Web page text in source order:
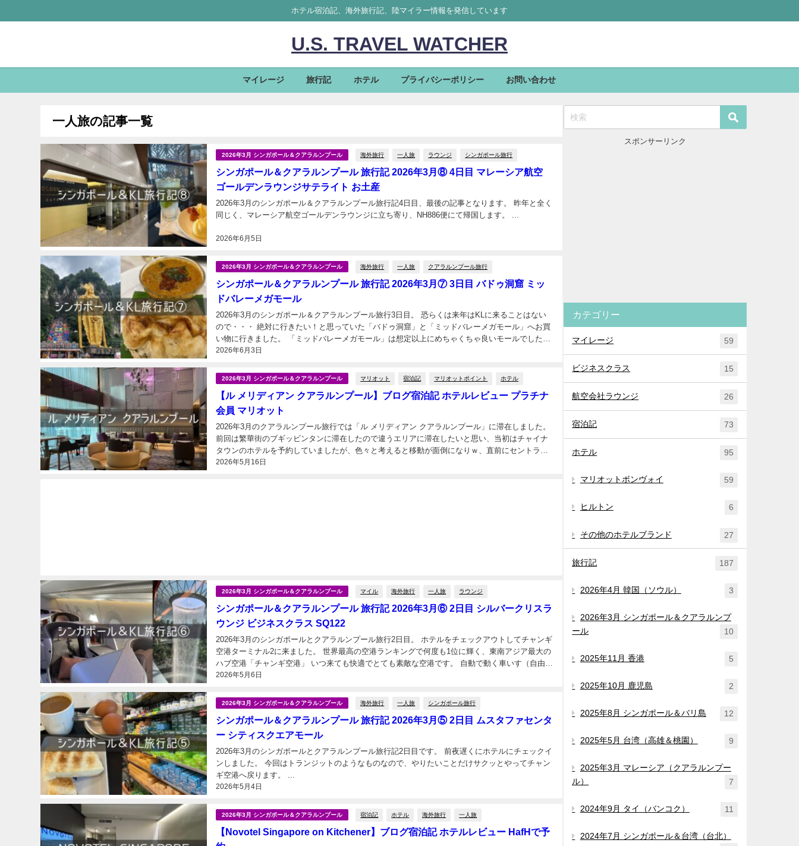
ホテル宿泊記、海外旅行記、陸マイラー情報を発信しています
U.S. TRAVEL WATCHER
マイレージ 旅行記 ホテル プライバシーポリシー お問い合わせ
一人旅の記事一覧
2026年3月 シンガポール＆クアラルンプール 海外旅行 一人旅 ラウンジ シンガポール旅行
シンガポール＆クアラルンプール 旅行記 2026年3月⑧ 4日目 マレーシア航空
ゴールデンラウンジサテライト お土産
2026年6月5日
2026年3月のシンガポール＆クアラルンプール旅行記4日目、最後の記事となります。 昨年と全く
2026年3月 シンガポール＆クアラルンプール 海外旅行 一人旅 クアラルンプール旅行
シンガポール＆クアラルンプール 旅行記 2026年3月⑦ 3日目 バドゥ洞窟 ミッ
ドバレーメガモール
2026年6月3日
2026年3月のシンガポール＆クアラルンプール旅行3日目。 恐らくは来年はKLに来ることはない
ので・・・ 絶対に行きたい！と思っていた「バドゥ洞窟」と「ミッドバレーメガモール」へお買
い物に行きました。 「ミッドバレーメガモール」は想定以上にめちゃくちゃ良いモールでしたの
2026年3月 シンガポール＆クアラルンプール マリオット 宿泊記 マリオットポイント ホテル
【ル メリディアン クアラルンプール】ブログ宿泊記 ホテルレビュー プラチナ
会員 マリオット
2026年5月16日
2026年3月のクアラルンプール旅行では「ル メリディアン クアラルンプール」に滞在しました。
前回は繁華街のブギッビンタンに滞在したので違うエリアに滞在したいと思い、当初はチャイナ
タウンのホテルを予約していましたが、色々と考えると移動が面倒になりｗ、直前にセントラル
にある「ル メリディアン クアラルンプール」を予約...
2026年3月 シンガポール＆クアラルンプール マイル 海外旅行 一人旅 ラウンジ
シンガポール＆クアラルンプール 旅行記 2026年3月⑥ 2日目 シルバークリスラ
ウンジ ビジネスクラス SQ122
2026年5月6日
2026年3月のシンガポールとクアラルンプール旅行2日目。 ホテルをチェックアウトしてチャンギ
空港ターミナル2に来ました。 世界最高の空港ランキングで何度も1位に輝く、東南アジア最大の
ハブ空港「チャンギ空港」 いつ来ても快適でとても素敵な空港です。 自動で動く車いす（自由に
乗れます） 未来感！！ 推しグループメンバー...
2026年3月 シンガポール＆クアラルンプール 海外旅行 一人旅 シンガポール旅行
シンガポール＆クアラルンプール 旅行記 2026年3月⑤ 2日目 ムスタファセンタ
ー シティスクエアモール
2026年5月4日
2026年3月のシンガポールとクアラルンプール旅行記2日目です。 前夜遅くにホテルにチェックイ
ンしました。 今回はトランジットのようなものなので、やりたいことだけサクッとやってチャン
2026年3月 シンガポール＆クアラルンプール 宿泊記 ホテル 海外旅行 一人旅
【Novotel Singapore on Kitchener】ブログ宿泊記 ホテルレビュー HafHで予
スポンサーリンク
カテゴリー
マイレージ 59
ビジネスクラス 15
航空会社ラウンジ 26
宿泊記 73
ホテル 95
マリオットボンヴォイ 59
ヒルトン 6
その他のホテルブランド 27
旅行記 187
2026年4月 韓国（ソウル） 3
2026年3月 シンガポール＆クアラルンプ
ール
10
2025年11月 香港 5
2025年10月 鹿児島 2
2025年8月 シンガポール＆バリ島 12
2025年5月 台湾（高雄＆桃園） 9
2025年3月 マレーシア（クアラルンプー
ル）
7
2024年9月 タイ（バンコク） 11
2024年7月 シンガポール＆台湾（台北）